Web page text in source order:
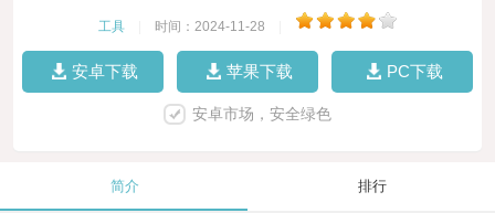
工具 时间：2024-11-28
安卓下载 苹果下载 PC下载
安卓市场，安全绿色
简介 排行